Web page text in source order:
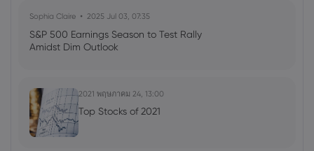
Sophia Claire 2025 Jul 03, 07:35
S&P 500 Earnings Season to Test Rally
Amidst Dim Outlook
2021 พฤษภาคม 24, 13:00
Top Stocks of 2021